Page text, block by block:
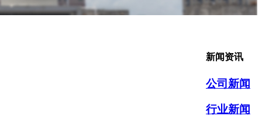
新闻资讯
公司新闻
行业新闻